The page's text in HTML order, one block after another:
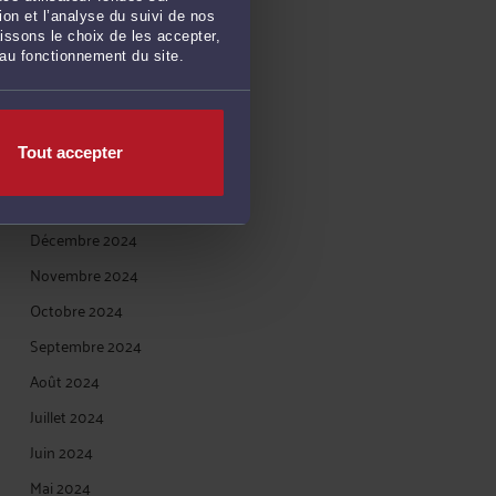
et l’analyse du suivi de nos
le choix de les accepter,
fonctionnement du site.
Tout accepter
Juin 2025
Mai 2025
Avril 2025
Février 2025
Janvier 2025
Décembre 2024
Novembre 2024
Octobre 2024
Septembre 2024
Août 2024
Juillet 2024
Juin 2024
Mai 2024